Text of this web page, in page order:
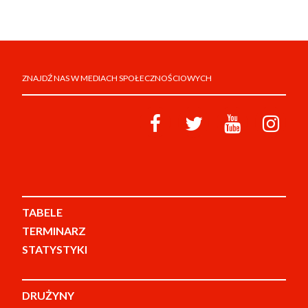
ZNAJDŹ NAS W MEDIACH SPOŁECZNOŚCIOWYCH
TABELE
TERMINARZ
STATYSTYKI
DRUŻYNY